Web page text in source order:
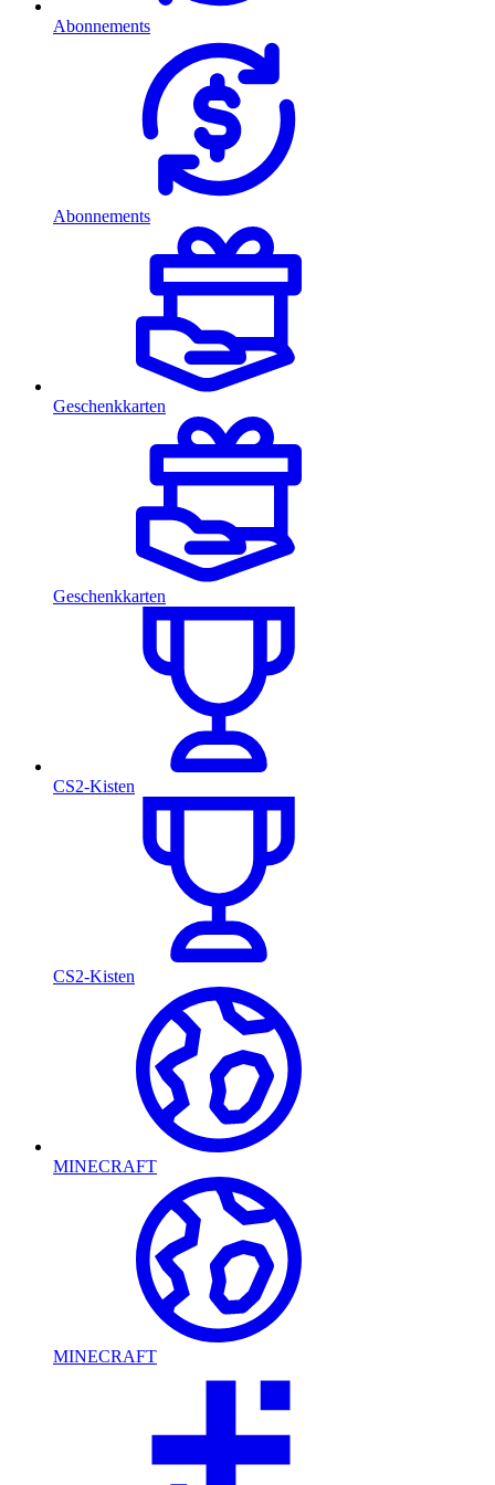
Abonnements
Abonnements
Geschenkkarten
Geschenkkarten
CS2-Kisten
CS2-Kisten
MINECRAFT
MINECRAFT